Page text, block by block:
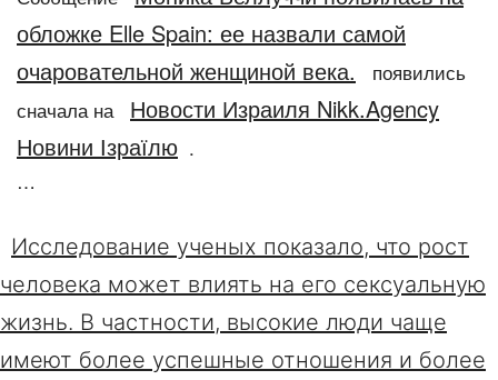
обложке Elle Spain: ее назвали самой
очаровательной женщиной века.
появились
сначала на Новости Израиля Nikk.Agency
Новини Ізраїлю .
…
Исследование ученых показало, что рост
человека может влиять на его сексуальную
жизнь. В частности, высокие люди чаще
имеют более успешные отношения и более